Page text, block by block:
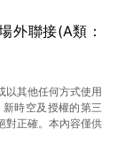
外聯接(A類：
以其他任何方式使用
新時空及授權的第三
對正確。本內容僅供